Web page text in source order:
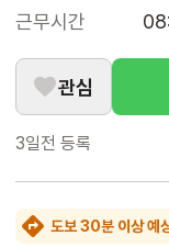
근무시간
관심
3일전 등록
도보 30분 이상 예